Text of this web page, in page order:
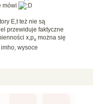
mówi
E,t też nie są
przewiduje faktyczne
x,px można się
wysoce